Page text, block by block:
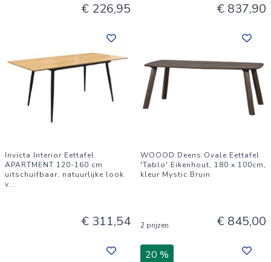
€ 226,95 € 837,90
Invicta Interior Eettafel
APARTMENT 120-160 cm
uitschuifbaar, natuurlijke look
v...
€ 311,54
WOOOD Deens Ovale Eettafel
'Tablo' Eikenhout, 180 x 100cm,
kleur Mystic Bruin
2 prijzen € 845,00
20 %